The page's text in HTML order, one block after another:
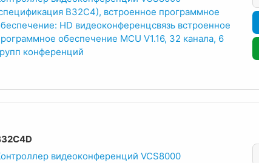
B32C4), встроенное программное
HD видеоконференцсвязь встроенное
обеспечение MCU V1.16, 32 канала, 6
конференций
видеоконференций VCS8000